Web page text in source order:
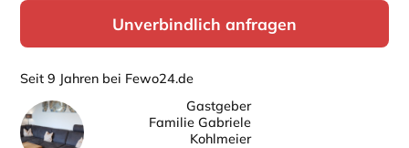
Unverbindlich anfragen
Seit 9 Jahren bei Fewo24.de
Gastgeber
Familie Gabriele
Kohlmeier